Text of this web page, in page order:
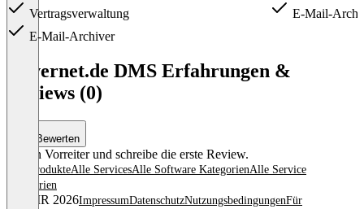
Vertragsverwaltung
E-Mail-Archiver
E-Mail-
Advernet.de DMS Erfahrungen &
Reviews (0)
Bewerten
Sei ein Vorreiter und schreibe die erste Review.
Alle ProdukteAlle ServicesAlle Software KategorienAlle Service
Kategorien
© OMR 2026ImpressumDatenschutzNutzungsbedingungenFür